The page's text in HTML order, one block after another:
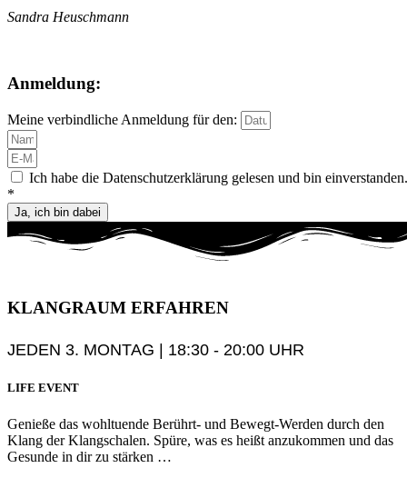
Sandra Heuschmann
Anmeldung:
Meine verbindliche Anmeldung für den:
Ich habe die Datenschutzerklärung gelesen und bin einverstanden.
*
Ja, ich bin dabei
KLANGRAUM ERFAHREN
JEDEN 3. MONTAG | 18:30 - 20:00 UHR
LIFE EVENT
Genieße das wohltuende Berührt- und Bewegt-Werden durch den
Klang der Klangschalen. Spüre, was es heißt anzukommen und das
Gesunde in dir zu stärken …